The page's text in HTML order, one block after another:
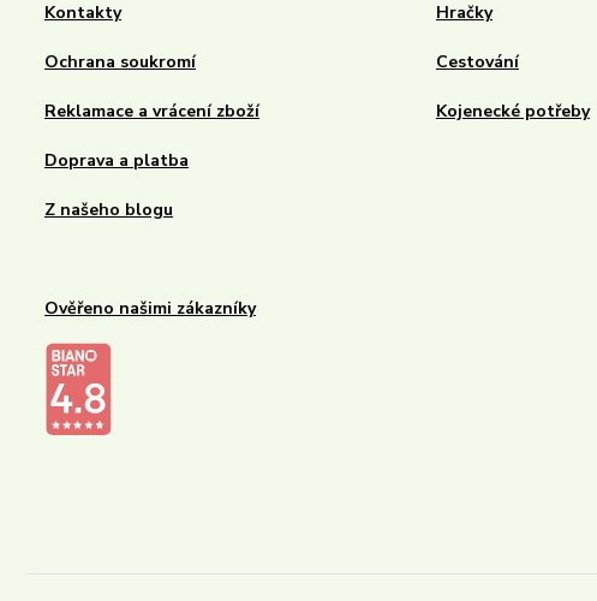
Kontakty
Ochrana soukromí
Reklamace a vrácení zboží
Doprava a platba
Z našeho blogu
Ověřeno našimi zákazníky
Hračky
Cestování
Kojenecké potřeby